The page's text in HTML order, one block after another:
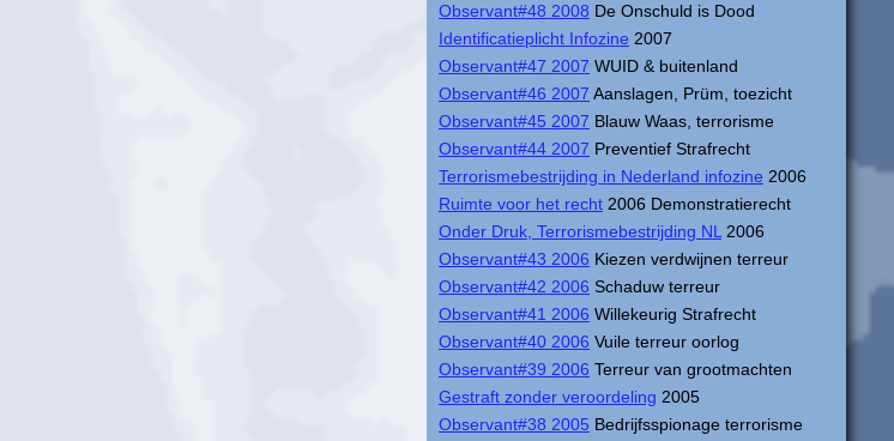
Observant#48 2008 De Onschuld is Dood
Identificatieplicht Infozine 2007
Observant#47 2007 WUID & buitenland
Observant#46 2007 Aanslagen, Prüm, toezicht
Observant#45 2007 Blauw Waas, terrorisme
Observant#44 2007 Preventief Strafrecht
Terrorismebestrijding in Nederland infozine 2006
Ruimte voor het recht 2006 Demonstratierecht
Onder Druk, Terrorismebestrijding NL 2006
Observant#43 2006 Kiezen verdwijnen terreur
Observant#42 2006 Schaduw terreur
Observant#41 2006 Willekeurig Strafrecht
Observant#40 2006 Vuile terreur oorlog
Observant#39 2006 Terreur van grootmachten
Gestraft zonder veroordeling 2005
Observant#38 2005 Bedrijfsspionage terrorisme